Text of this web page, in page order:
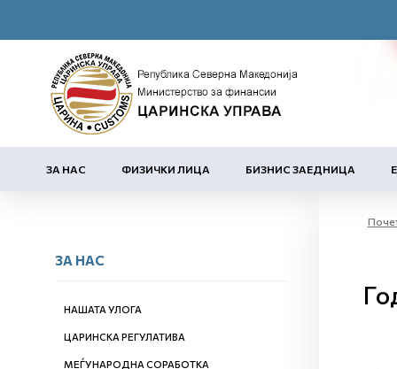
ЗА НАС ФИЗИЧКИ ЛИЦА БИЗНИС ЗАЕДНИЦА
ЗА НАС
НАШАТА УЛОГА
ЦАРИНСКА РЕГУЛАТИВА
МЕЃУНАРОДНА СОРАБОТКА